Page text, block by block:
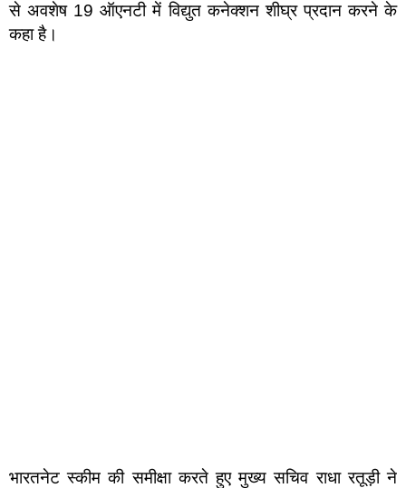
से अवशेष 19 ऑएनटी में विद्युत कनेक्शन शीघ्र प्रदान करने के
कहा है।
भारतनेट स्कीम की समीक्षा करते हुए मुख्य सचिव राधा रतूड़ी ने